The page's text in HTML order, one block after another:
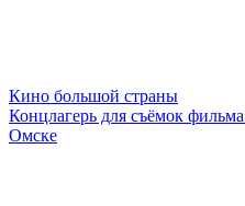
Кино большой страны
Концлагерь для съёмок
Омске